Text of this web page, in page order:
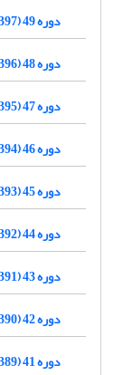
دوره 49 (1397)
دوره 48 (1396)
دوره 47 (1395)
دوره 46 (1394)
دوره 45 (1393)
دوره 44 (1392)
دوره 43 (1391)
دوره 42 (1390)
دوره 41 (1389)